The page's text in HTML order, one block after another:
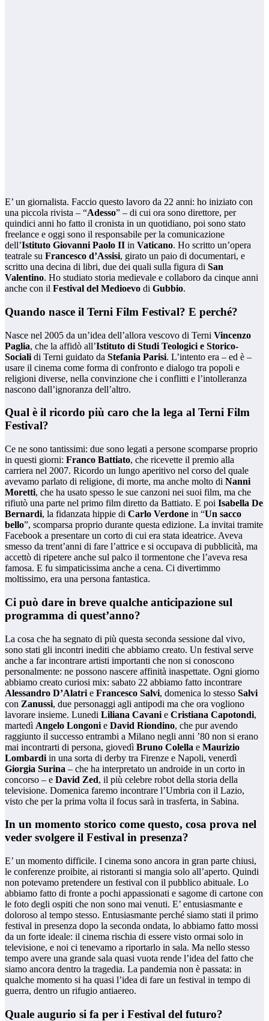
E’ un giornalista. Faccio questo lavoro da 22 anni: ho iniziato con
una piccola rivista – “Adesso” – di cui ora sono direttore, per
quindici anni ho fatto il cronista in un quotidiano, poi sono stato
freelance e oggi sono il responsabile per la comunicazione
dell’Istituto Giovanni Paolo II in Vaticano. Ho scritto un’opera
teatrale su Francesco d’Assisi, girato un paio di documentari, e
scritto una decina di libri, due dei quali sulla figura di San
Valentino. Ho studiato storia medievale e collaboro da cinque anni
anche con il Festival del Medioevo di Gubbio.
Quando nasce il Terni Film Festival? E perché?
Nasce nel 2005 da un’idea dell’allora vescovo di Terni Vincenzo
Paglia, che la affidò all’Istituto di Studi Teologici e Storico-
Sociali di Terni guidato da Stefania Parisi. L’intento era – ed è –
usare il cinema come forma di confronto e dialogo tra popoli e
religioni diverse, nella convinzione che i conflitti e l’intolleranza
nascono dall’ignoranza dell’altro.
Qual è il ricordo più caro che la lega al Terni Film
Festival?
Ce ne sono tantissimi: due sono legati a persone scomparse proprio
in questi giorni: Franco Battiato, che ricevette il premio alla
carriera nel 2007. Ricordo un lungo aperitivo nel corso del quale
avevamo parlato di religione, di morte, ma anche molto di Nanni
Moretti, che ha usato spesso le sue canzoni nei suoi film, ma che
rifiutò una parte nel primo film diretto da Battiato. E poi Isabella De
Bernardi, la fidanzata hippie di Carlo Verdone in “Un sacco
bello”, scomparsa proprio durante questa edizione. La invitai tramite
Facebook a presentare un corto di cui era stata ideatrice. Aveva
smesso da trent’anni di fare l’attrice e si occupava di pubblicità, ma
accettò di ripetere anche sul palco il tormentone che l’aveva resa
famosa. E fu simpaticissima anche a cena. Ci divertimmo
moltissimo, era una persona fantastica.
Ci può dare in breve qualche anticipazione sul
programma di quest’anno?
La cosa che ha segnato di più questa seconda sessione dal vivo,
sono stati gli incontri inediti che abbiamo creato. Un festival serve
anche a far incontrare artisti importanti che non si conoscono
personalmente: ne possono nascere affinità inaspettate. Ogni giorno
abbiamo creato curiosi mix: sabato 22 abbiamo fatto incontrare
Alessandro D’Alatri e Francesco Salvi, domenica lo stesso Salvi
con Zanussi, due personaggi agli antipodi ma che ora vogliono
lavorare insieme. Lunedi Liliana Cavani e Cristiana Capotondi,
martedì Angelo Longoni e David Riondino, che pur avendo
raggiunto il successo entrambi a Milano negli anni ’80 non si erano
mai incontrarti di persona, giovedì Bruno Colella e Maurizio
Lombardi in una sorta di derby tra Firenze e Napoli, venerdì
Giorgia Surina – che ha interpretato un androide in un corto in
concorso – e David Zed, il più celebre robot della storia della
televisione. Domenica faremo incontrare l’Umbria con il Lazio,
visto che per la prima volta il focus sarà in trasferta, in Sabina.
In un momento storico come questo, cosa prova nel
veder svolgere il Festival in presenza?
E’ un momento difficile. I cinema sono ancora in gran parte chiusi,
le conferenze proibite, ai ristoranti si mangia solo all’aperto. Quindi
non potevamo pretendere un festival con il pubblico abituale. Lo
abbiamo fatto di fronte a pochi appassionati e sagome di cartone con
le foto degli ospiti che non sono mai venuti. E’ entusiasmante e
doloroso al tempo stesso. Entusiasmante perché siamo stati il primo
festival in presenza dopo la seconda ondata, lo abbiamo fatto mossi
da un forte ideale: il cinema rischia di essere visto ormai solo in
televisione, e noi ci tenevamo a riportarlo in sala. Ma nello stesso
tempo avere una grande sala quasi vuota rende l’idea del fatto che
siamo ancora dentro la tragedia. La pandemia non è passata: in
qualche momento si ha quasi l’idea di fare un festival in tempo di
guerra, dentro un rifugio antiaereo.
Quale augurio si fa per i Festival del futuro?